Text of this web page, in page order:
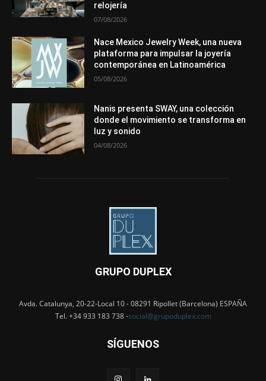
relojería
07/08/2026
Nace Mexico Jewelry Week, una nueva
plataforma para impulsar la joyería
contemporánea en Latinoamérica
05/08/2026
Nanis presenta SWAY, una colección
donde el movimiento se transforma en
luz y sonido
04/08/2026
GRUPO DUPLEX
Avda. Catalunya, 20-22-Local 10 - 08291 Ripollet (Barcelona) ESPAÑA
Tel. +34 933 183 738 -social@grupoduplex.com
SÍGUENOS